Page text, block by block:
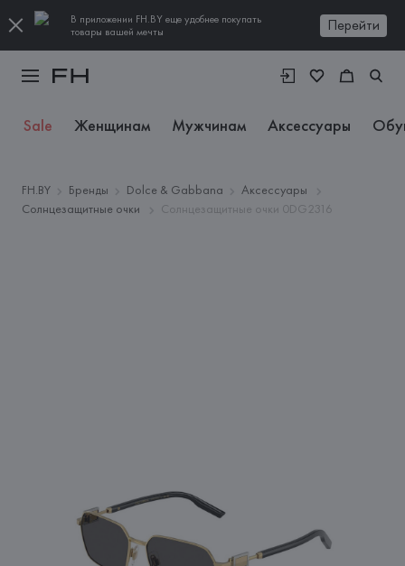
В приложении FH.BY еще удобнее покупать
товары вашей мечты
Перейти
Sale Женщинам Мужчинам Аксессуары
FH.BY Бренды Dolce & Gabbana
Аксессуары
Солнцезащитные очки
Солнцезащитные очки 0DG2316